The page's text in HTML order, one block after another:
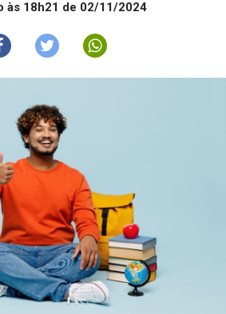
às 18h21 de 02/11/2024